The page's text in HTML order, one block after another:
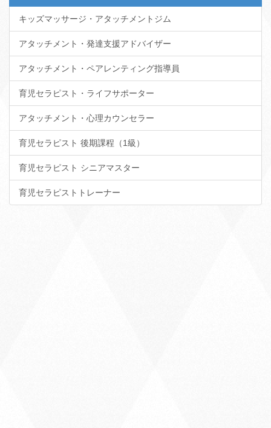
キッズマッサージ・アタッチメントジム
アタッチメント・発達支援アドバイザー
アタッチメント・ペアレンティング指導員
育児セラピスト・ライフサポーター
アタッチメント・心理カウンセラー
育児セラピスト 後期課程（1級）
育児セラピスト シニアマスター
育児セラピストトレーナー